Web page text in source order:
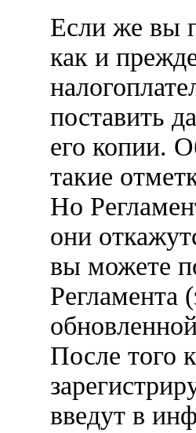
Если же вы
как и
поставить
его копии.
такие
Но
они
вы можете
Регламента
После того
введут в